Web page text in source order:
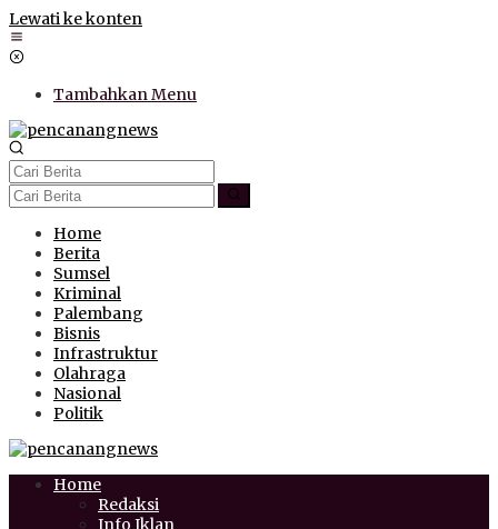
Lewati ke konten
Tambahkan Menu
Home
Berita
Sumsel
Kriminal
Palembang
Bisnis
Infrastruktur
Olahraga
Nasional
Politik
Home
Redaksi
Info Iklan